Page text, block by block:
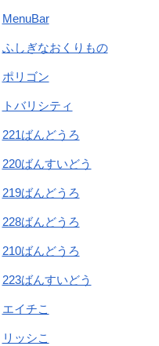
MenuBar
ふしぎなおくりもの
ポリゴン
トバリシティ
221ばんどうろ
220ばんすいどう
219ばんどうろ
228ばんどうろ
210ばんどうろ
223ばんすいどう
エイチこ
リッシこ